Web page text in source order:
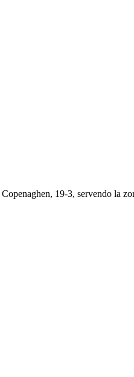
19-3, servendo la